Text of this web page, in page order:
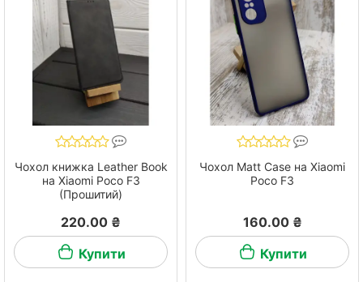
Чохол книжка Leather Book
на Xiaomi Poco F3
(Прошитий)
220.00 ₴
Купити
Чохол Matt Case на Xiaomi
Poco F3
160.00 ₴
Купити